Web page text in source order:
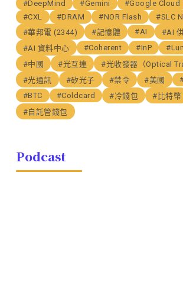
#DeepMind
#Gemini #Google Cloud
#CXL
#DRAM #NOR Flash
#SLC
#華邦電 (2344)
#記憶體 #AI
#AI
#AI 資料中心
#Coherent #InP
#中國
#光互連
#光收發器（Optical
#光通訊
#矽光子 #禁令 #美國
#BTC
#Coldcard #冷錢包 #比特幣
#自託管錢包
Podcast